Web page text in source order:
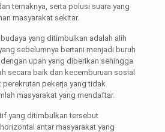
ternaknya, serta polusi suara yang
masyarakat sekitar.
yang ditimbulkan adalah alih
sebelumnya bertani menjadi buruh
upah yang diberikan sehingga
secara baik dan kecemburuan sosial
perekrutan pekerja yang tidak
masyarakat yang mendaftar.
yang ditimbulkan tersebut
antar masyarakat yang